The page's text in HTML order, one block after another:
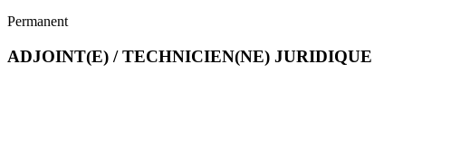
Permanent
ADJOINT(E) / TECHNICIEN(NE) JURIDIQUE